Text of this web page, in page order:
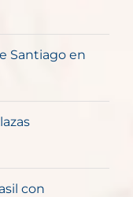
Santiago en
con